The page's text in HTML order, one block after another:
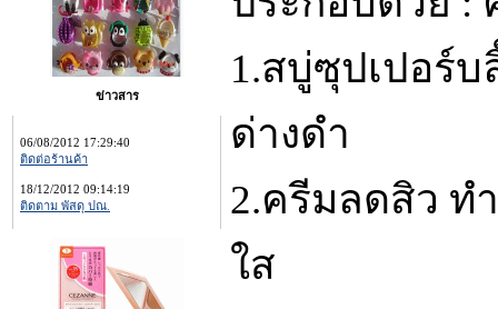
ข่าวสาร
06/08/2012 17:29:40
ติดต่อร้านค้า
18/12/2012 09:14:19
ติดตาม พัสดุ ปณ.
1.สบู่ซุปเปอร์
ด่างดำ
2.ครีมลดสิว ท
ใส